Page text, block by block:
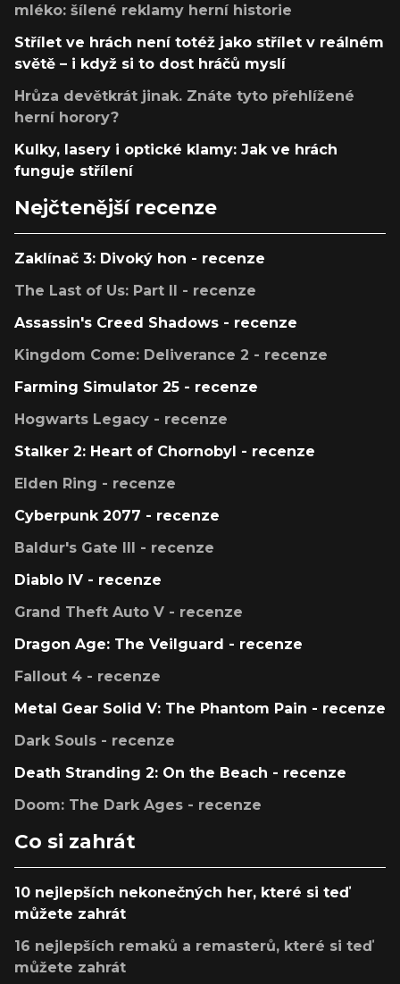
mléko: šílené reklamy herní historie
Střílet ve hrách není totéž jako střílet v reálném
světě – i když si to dost hráčů myslí
Hrůza devětkrát jinak. Znáte tyto přehlížené
herní horory?
Kulky, lasery i optické klamy: Jak ve hrách
funguje střílení
Nejčtenější recenze
Zaklínač 3: Divoký hon - recenze
The Last of Us: Part II - recenze
Assassin's Creed Shadows - recenze
Kingdom Come: Deliverance 2 - recenze
Farming Simulator 25 - recenze
Hogwarts Legacy - recenze
Stalker 2: Heart of Chornobyl - recenze
Elden Ring - recenze
Cyberpunk 2077 - recenze
Baldur's Gate III - recenze
Diablo IV - recenze
Grand Theft Auto V - recenze
Dragon Age: The Veilguard - recenze
Fallout 4 - recenze
Metal Gear Solid V: The Phantom Pain - recenze
Dark Souls - recenze
Death Stranding 2: On the Beach - recenze
Doom: The Dark Ages - recenze
Co si zahrát
10 nejlepších nekonečných her, které si teď
můžete zahrát
16 nejlepších remaků a remasterů, které si teď
můžete zahrát